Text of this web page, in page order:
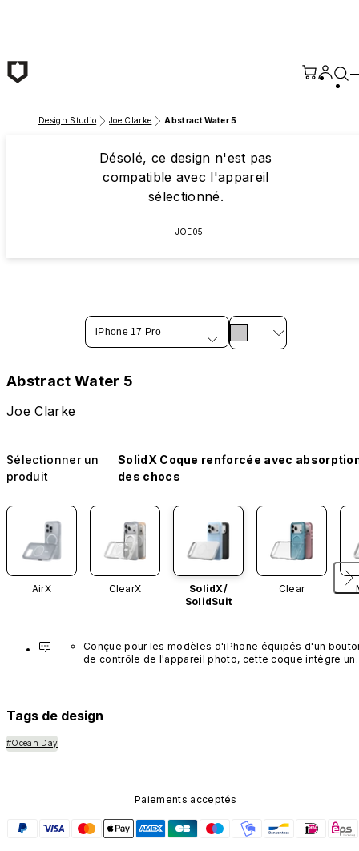
Design Studio Joe Clarke Abstract Water 5
Désolé, ce design n'est pas
compatible avec l'appareil
sélectionné.
JOE05
iPhone 17 Pro
Abstract Water 5
Joe Clarke
Sélectionner un
produit
SolidX Coque renforcée avec
des chocs
AirX ClearX
SolidX/
SolidSuit
Clear
Conçue pour les modèles d'iPhone équipés d'un
de contrôle de l'appareil photo, cette coque intègre un
Tags de design
#Ocean Day
Paiements acceptés